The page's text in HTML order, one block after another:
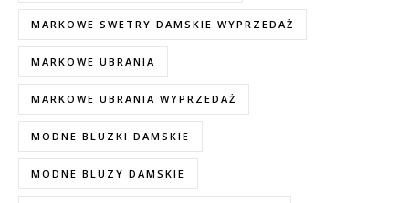
MARKOWE SWETRY DAMSKIE WYPRZEDAŻ
MARKOWE UBRANIA
MARKOWE UBRANIA WYPRZEDAŻ
MODNE BLUZKI DAMSKIE
MODNE BLUZY DAMSKIE